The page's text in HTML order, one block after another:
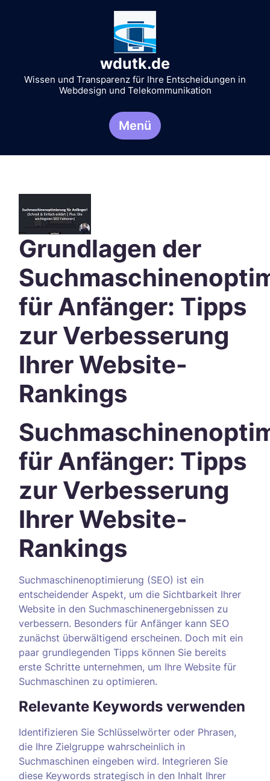
wdutk.de
Wissen und Transparenz für Ihre Entscheidungen in
Webdesign und Telekommunikation
Menü
Grundlagen der
für Anfänger: Tipps
zur Verbesserung
Ihrer Website-
Rankings
für Anfänger: Tipps
zur Verbesserung
Ihrer Website-
Rankings
Suchmaschinenoptimierung (SEO) ist ein
entscheidender Aspekt, um die Sichtbarkeit Ihrer
Website in den Suchmaschinenergebnissen zu
verbessern. Besonders für Anfänger kann SEO
zunächst überwältigend erscheinen. Doch mit ein
paar grundlegenden Tipps können Sie bereits
erste Schritte unternehmen, um Ihre Website für
Suchmaschinen zu optimieren.
Relevante Keywords verwenden
Identifizieren Sie Schlüsselwörter oder Phrasen,
die Ihre Zielgruppe wahrscheinlich in
Suchmaschinen eingeben wird. Integrieren Sie
diese Keywords strategisch in den Inhalt Ihrer